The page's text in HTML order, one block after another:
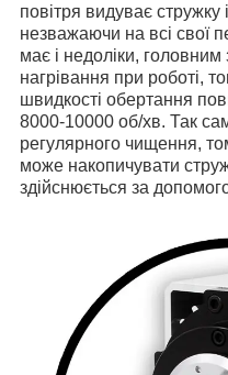
повітря видуває стружку
незважаючи на всі свої
має і недоліки,
нагрівання при роботі,
швидкості обертання
8000-10000 об/хв. Так
регулярного чищення,
може накопичувати
здійснюється за